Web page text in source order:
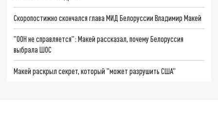
Скоропостижно скончался глава МИД Белоруссии Владимир Макей
"ООН не справляется": Макей рассказал, почему Белоруссия
выбрала ШОС
Макей раскрыл секрет, который "может разрушить США"